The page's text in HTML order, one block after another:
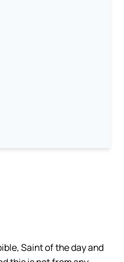
Saint of the day and